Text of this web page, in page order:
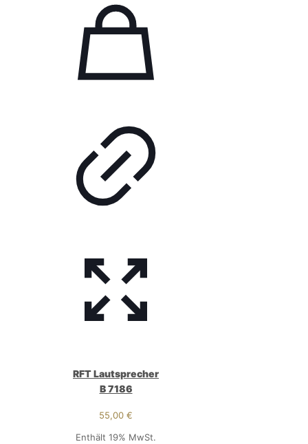
RFT Lautsprecher
B 7186
55,00€
Enthält 19% MwSt.